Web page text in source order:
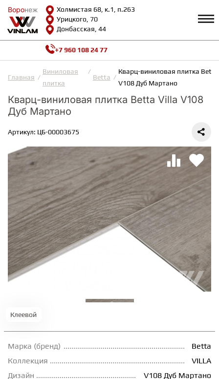
Воронеж
Холмистая 68, к.1, п.263
Урицкого, 70
Донбасская, 44
Воронеж
КАТАЛОГ Профиль
Возврат и гарантии
Сотрудничество
Видеообзоры
Как выбрать
Калькулятор
О нас
Контакты
ВИНИЛОВАЯ ПЛИТКА
ЛАМИНАТ
ИНЖЕНЕРНАЯ ДОСКА
ПАРКЕТНАЯ ДОСКА
ТЕРРАСНАЯ ДОСКА
+7 960 108 24 77
Главная
Виниловая
плитка
Betta
Кварц-виниловая плитка
V108 Дуб Мартано
Кварц-виниловая плитка Betta Villa V108
Дуб Мартано
Артикул: ЦБ-00003675
Клеевой
Марка (бренд)
Betta
Коллекция
VILLA
Дизайн
V108 Дуб Мартано